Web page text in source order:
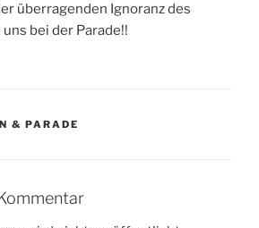
überragenden Ignoranz des
bei der Parade!!
& PARADE